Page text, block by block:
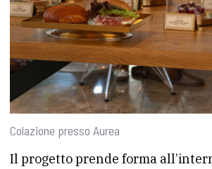
Colazione presso Aurea
Il progetto prende forma